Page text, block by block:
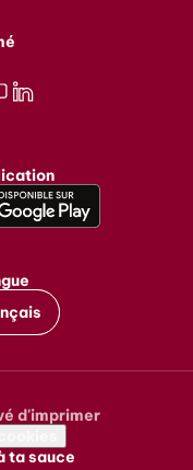
d'imprimer
ta sauce